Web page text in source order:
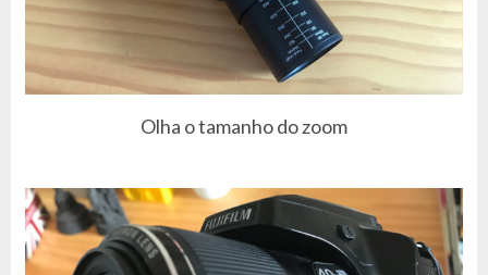
Olha o tamanho do zoom